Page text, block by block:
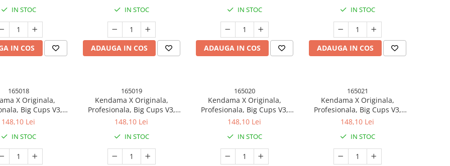
IN STOC
IN COS
IN STOC
ADAUGA IN COS
IN STOC
ADAUGA IN COS
IN STOC
ADAUGA IN COS
165018
X Originala,
Big Cups V3,
Grip model 9
148,10 Lei
IN STOC
165019
Kendama X Originala,
Profesionala, Big Cups V3,
Rubber Grip model 10
148,10 Lei
IN STOC
165020
Kendama X Originala,
Profesionala, Big Cups V3,
Rubber Grip model 11
148,10 Lei
IN STOC
165021
Kendama X Originala,
Profesionala, Big Cups V3,
Rubber Grip model 12
148,10 Lei
IN STOC